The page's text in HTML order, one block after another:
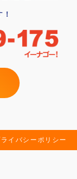
イバシーポリシー